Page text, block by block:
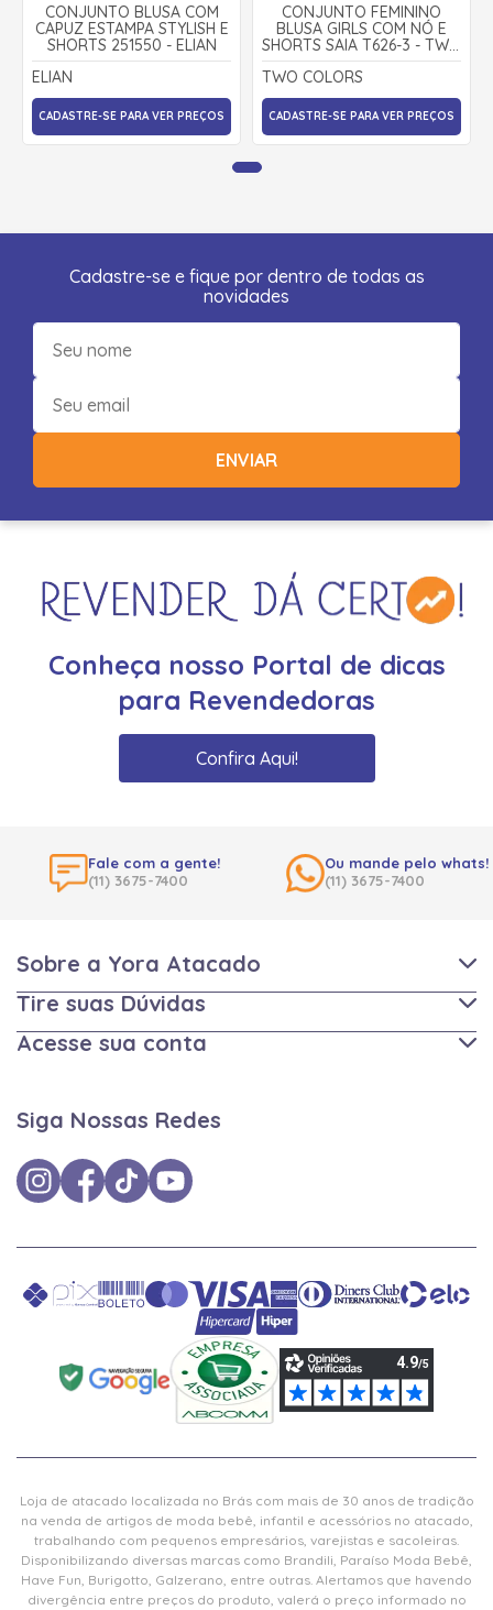
CONJUNTO BLUSA COM
CAPUZ ESTAMPA STYLISH E
SHORTS 251550 - ELIAN
ELIAN
CADASTRE-SE PARA VER PREÇOS
CONJUNTO FEMININO
BLUSA GIRLS COM NÓ E
SHORTS SAIA T626-3 - TWO
COLORS
TWO COLORS
CADASTRE-SE PARA VER PREÇOS
Cadastre-se e fique por dentro de todas as
novidades
ENVIAR
Conheça nosso Portal de dicas
para Revendedoras
Confira Aqui!
Fale com a gente!
(11) 3675-7400
Ou mande pelo whats!
(11) 3675-7400
Sobre a Yora Atacado
Tire suas Dúvidas
Acesse sua conta
Siga Nossas Redes
Loja de atacado localizada no Brás com mais de 30 anos de tradição
na venda de artigos de moda bebê, infantil e acessórios no atacado,
trabalhando com pequenos empresários, varejistas e sacoleiras.
Disponibilizando diversas marcas como Brandili, Paraíso Moda Bebê,
Have Fun, Burigotto, Galzerano, entre outras. Alertamos que havendo
divergência entre preços do produto, valerá o preço informado no